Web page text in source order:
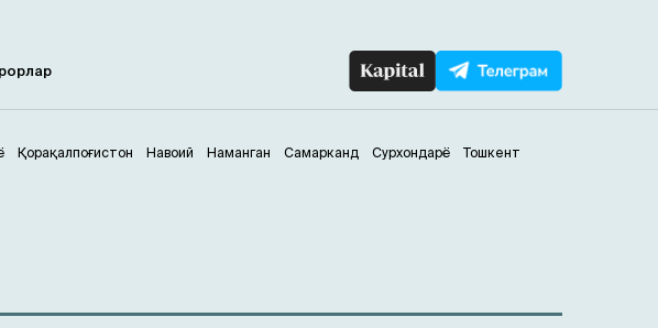
Қорақалпоғистон Навоий Наманган Самарканд Сурхондарё Тошкент